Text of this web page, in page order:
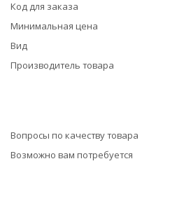
Код для заказа
Минимальная цена
Вид
Производитель товара
Вопросы по качеству товара
Возможно вам потребуется